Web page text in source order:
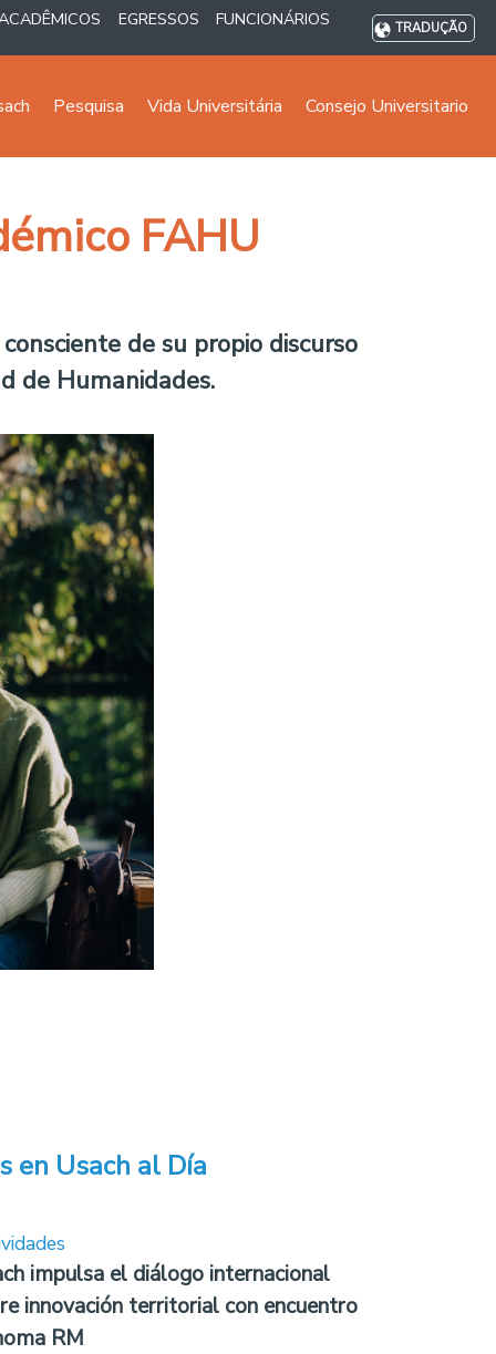
EGRESSOS FUNCIONÁRIOS TRADUÇÃO
Pesquisa Vida Universitária Consejo Universitario
FAHU
de su propio discurso
de Humanidades.
en Usach al Día
impulsa el diálogo internacional
innovación territorial con encuentro
RM